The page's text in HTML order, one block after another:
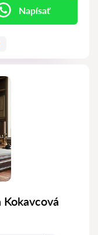
Napísať